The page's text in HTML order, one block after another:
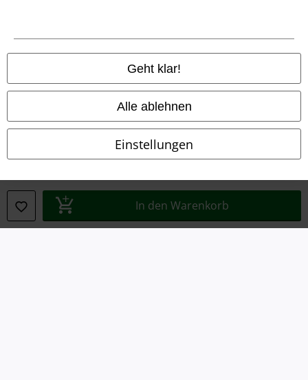
Geht klar!
Alle ablehnen
Einstellungen
In den Warenkorb
Rechtliches
AGB
Impressum
Datenschutz
Entsorgung und Umweltschutz
Konformitätserklärung
Information zur Barrierefreiheit